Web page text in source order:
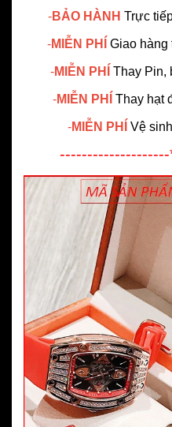
-BẢO HÀNH Trực
-MIỄN PHÍ Giao hàng
-MIỄN PHÍ Thay Pin,
-MIỄN PHÍ Thay hạt
-MIỄN PHÍ Vệ